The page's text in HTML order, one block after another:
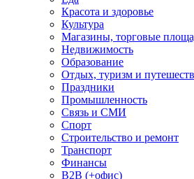
Красота и здоровье
Культура
Магазины, торговые
Недвижимость
Образование
Отдых, туризм и
Праздники
Промышленность
Связь и СМИ
Спорт
Строительство и ремонт
Транспорт
Финансы
B2B (+офис)